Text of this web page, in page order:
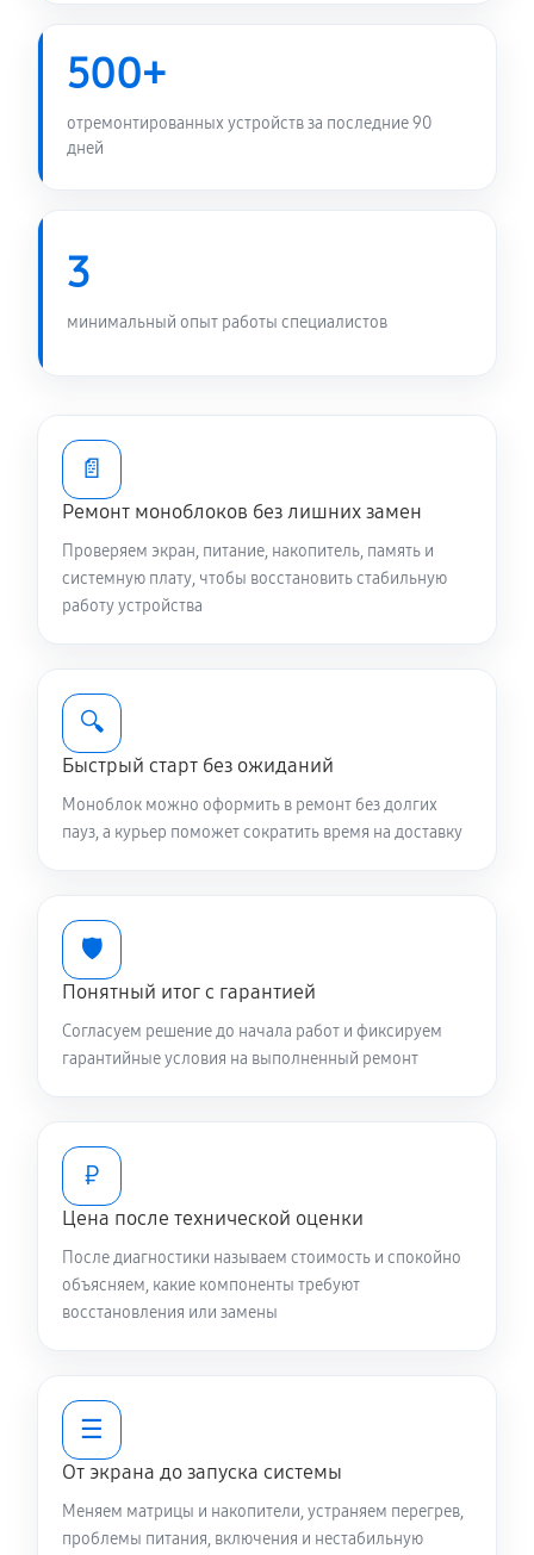
500+
отремонтированных устройств за последние 90
дней
3
минимальный опыт работы специалистов
📄
Ремонт моноблоков без лишних замен
Проверяем экран, питание, накопитель, память и
системную плату, чтобы восстановить стабильную
работу устройства
🔍
Быстрый старт без ожиданий
Моноблок можно оформить в ремонт без долгих
пауз, а курьер поможет сократить время на доставку
🛡️
Понятный итог с гарантией
Согласуем решение до начала работ и фиксируем
гарантийные условия на выполненный ремонт
₽
Цена после технической оценки
После диагностики называем стоимость и спокойно
объясняем, какие компоненты требуют
восстановления или замены
☰
От экрана до запуска системы
Меняем матрицы и накопители, устраняем перегрев,
проблемы питания, включения и нестабильную